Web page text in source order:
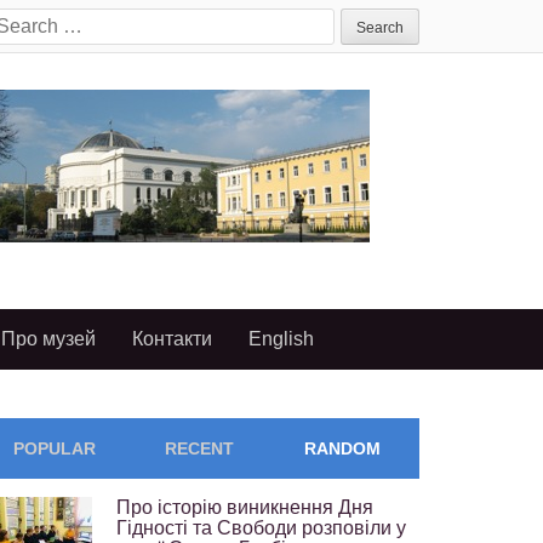
Про музей Контакти English
POPULAR RECENT RANDOM
Про історію виникнення Дня
Гідності та Свободи розповіли у